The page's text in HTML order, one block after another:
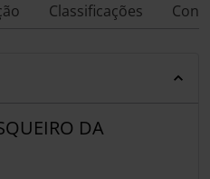
Classificações
DA